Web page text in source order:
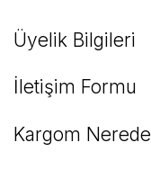
Üyelik Bilgileri
İletişim Formu
Kargom Nerede